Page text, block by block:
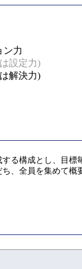
ン力
設定力)
解決力)
る構成とし、目
、全員を集めて概